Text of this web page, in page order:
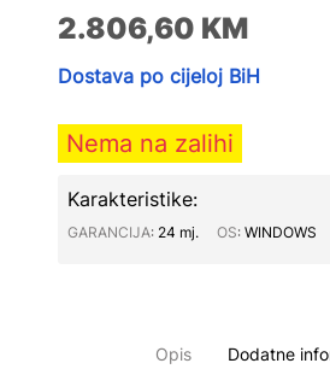
2.806,60 KM
Dostava po cijeloj BiH
Nema na zalihi
Karakteristike:
GARANCIJA∶ 24 mj. OS∶ WINDOWS
Opis Dodatne